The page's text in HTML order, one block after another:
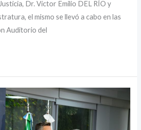
Dr. Víctor Emilio DEL RÍO y
el mismo se llevó a cabo en las
Auditorio del